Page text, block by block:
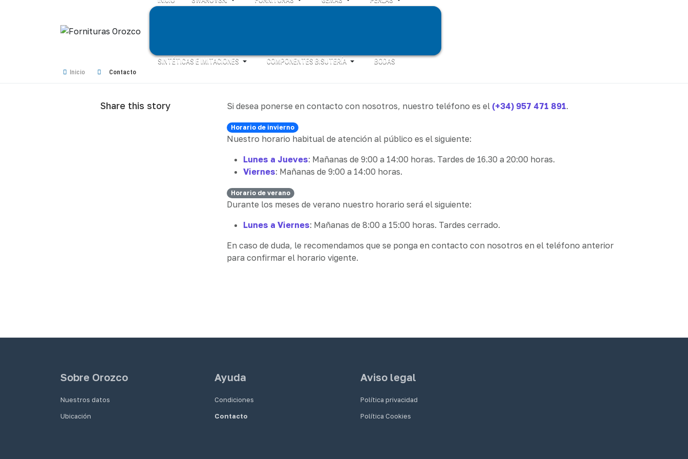
SINTÉTICAS E IMITACIONES COMPONENTES BISUTERÍA BODAS
Inicio Contacto
Share this story Si desea ponerse en contacto con nosotros, nuestro teléfono es el (+34) 957 471 891.
Horario de invierno
Nuestro horario habitual de atención al público es el siguiente:
Lunes a Jueves: Mañanas de 9:00 a 14:00 horas. Tardes de 16.30 a 20:00 horas.
Viernes: Mañanas de 9:00 a 14:00 horas.
Horario de verano
Durante los meses de verano nuestro horario será el siguiente:
Lunes a Viernes: Mañanas de 8:00 a 15:00 horas. Tardes cerrado.
En caso de duda, le recomendamos que se ponga en contacto con nosotros en el teléfono anterior
para confirmar el horario vigente.
Sobre Orozco
Nuestros datos
Ubicación
Ayuda
Condiciones
Contacto
Aviso legal
Política privacidad
Política Cookies